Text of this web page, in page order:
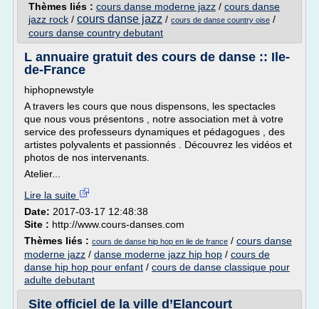
Thèmes liés : cours danse moderne jazz / cours danse
jazz rock / cours danse jazz / cours de danse country oise /
cours danse country debutant
L annuaire gratuit des cours de danse :: Ile-
de-France
hiphopnewstyle
A travers les cours que nous dispensons, les spectacles
que nous vous présentons , notre association met à votre
service des professeurs dynamiques et pédagogues , des
artistes polyvalents et passionnés . Découvrez les vidéos et
photos de nos intervenants.
Atelier...
Lire la suite
Date: 2017-03-17 12:48:38
Site : http://www.cours-danses.com
Thèmes liés : cours de danse hip hop en ile de france / cours danse
moderne jazz / danse moderne jazz hip hop / cours de
danse hip hop pour enfant / cours de danse classique pour
adulte debutant
Site officiel de la ville d’Elancourt